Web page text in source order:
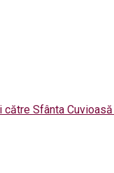
către Sfânta